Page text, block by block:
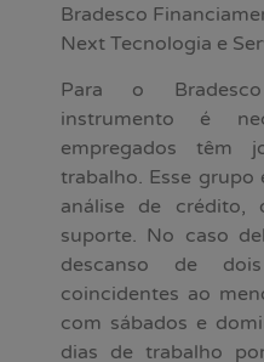
Bradesco
Next Tecnologia e
Para o
instrumento é
empregados têm
trabalho. Esse grupo
análise de crédito,
suporte. No caso
descanso de
coincidentes ao
com sábados e
dias de trabalho